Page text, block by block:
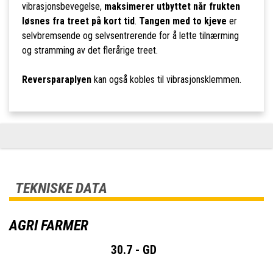
vibrasjonsbevegelse, maksimerer utbyttet når frukten
løsnes fra treet på kort tid. Tangen med to kjeve er
selvbremsende og selvsentrerende for å lette tilnærming
og stramming av det flerårige treet.
Reversparaplyenkan også kobles til vibrasjonsklemmen.
TEKNISKE DATA
AGRI FARMER
30.7 - GD